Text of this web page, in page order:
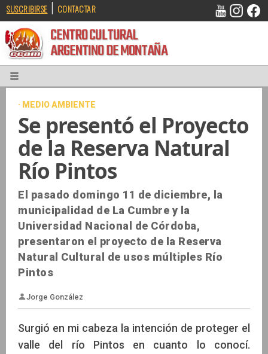
SUSCRIBIRSE | CONTACTAR
CENTRO CULTURAL
ARGENTINO DE MONTAÑA
· MEDIO AMBIENTE
Se presentó el Proyecto
de la Reserva Natural
Río Pintos
El pasado domingo 11 de diciembre, la
municipalidad de La Cumbre y la
Universidad Nacional de Córdoba,
presentaron el proyecto de la Reserva
Natural Cultural de usos múltiples Río
Pintos
Surgió en mi cabeza la intención de proteger el
valle del río Pintos en cuanto lo conocí.